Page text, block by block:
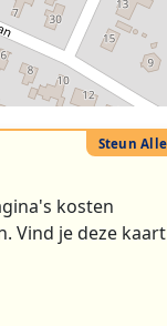
kosten
Vind je deze kaart